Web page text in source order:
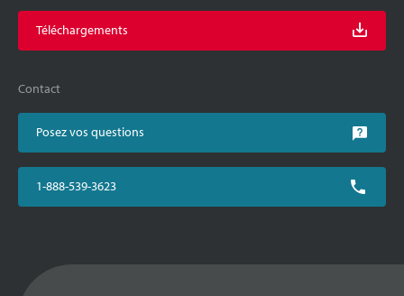
Téléchargements
Contact
Posez vos questions
1-888-539-3623